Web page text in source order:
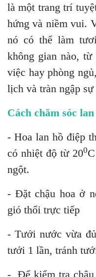
là một trang trí
hứng và niềm vui.
nó có thể làm
không gian nào, từ
việc hay phòng
lịch và tràn ngập
Cách chăm sóc
- Hoa lan hồ điệp
có nhiệt độ từ 200
ngột.
- Đặt chậu hoa ở
gió thổi trực tiếp
- Tưới nước vừa
tưới 1 lần, tránh
- Để kiểm tra chậu